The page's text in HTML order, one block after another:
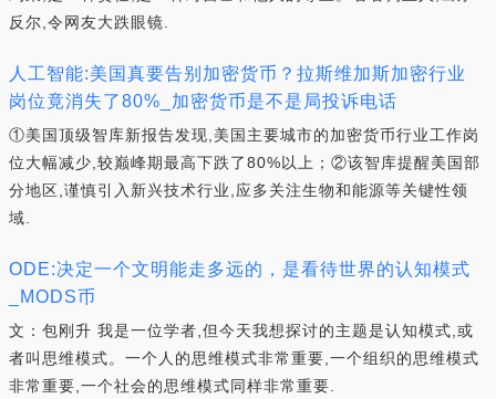
反尔,令网友大跌眼镜.
人工智能:美国真要告别加密货币？拉斯维加斯加密行业
岗位竟消失了80%_加密货币是不是局投诉电话
①美国顶级智库新报告发现,美国主要城市的加密货币行业工作岗
位大幅减少,较巅峰期最高下跌了80%以上；②该智库提醒美国部
分地区,谨慎引入新兴技术行业,应多关注生物和能源等关键性领
域.
ODE:决定一个文明能走多远的，是看待世界的认知模式
_MODS币
文：包刚升 我是一位学者,但今天我想探讨的主题是认知模式,或
者叫思维模式。一个人的思维模式非常重要,一个组织的思维模式
非常重要,一个社会的思维模式同样非常重要.